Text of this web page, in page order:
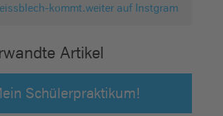
kommt.weiter auf Instgram
Artikel
Schülerpraktikum!